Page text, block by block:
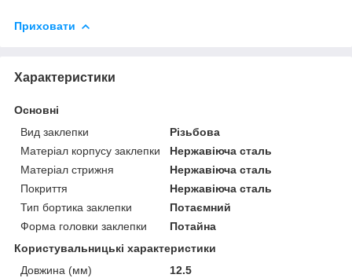
Приховати
Характеристики
Основні
Вид заклепки
Різьбова
Матеріал корпусу заклепки
Нержавіюча сталь
Матеріал стрижня
Нержавіюча сталь
Покриття
Нержавіюча сталь
Тип бортика заклепки
Потаємний
Форма головки заклепки
Потайна
Користувальницькі характеристики
Довжина (мм)
12.5